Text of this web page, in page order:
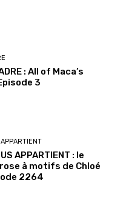
: All of Maca’s
3
APPARTIENT : le
à motifs de Chloé
2264